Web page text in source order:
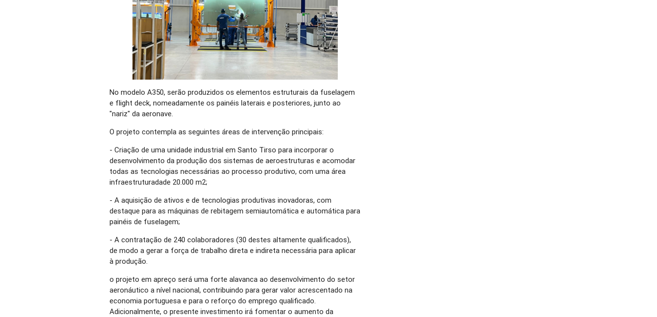
No modelo A350, serão produzidos os elementos estruturais da fuselagem
e flight deck, nomeadamente os painéis laterais e posteriores, junto ao
"nariz" da aeronave.
O projeto contempla as seguintes áreas de intervenção principais:
- Criação de uma unidade industrial em Santo Tirso para incorporar o
desenvolvimento da produção dos sistemas de aeroestruturas e acomodar
todas as tecnologias necessárias ao processo produtivo, com uma área
infraestruturadade 20.000 m2;
- A aquisição de ativos e de tecnologias produtivas inovadoras, com
destaque para as máquinas de rebitagem semiautomática e automática para
painéis de fuselagem;
- A contratação de 240 colaboradores (30 destes altamente qualificados),
de modo a gerar a força de trabalho direta e indireta necessária para aplicar
à produção.
o projeto em apreço será uma forte alavanca ao desenvolvimento do setor
aeronáutico a nível nacional, contribuindo para gerar valor acrescentado na
economia portuguesa e para o reforço do emprego qualificado.
Adicionalmente, o presente investimento irá fomentar o aumento da